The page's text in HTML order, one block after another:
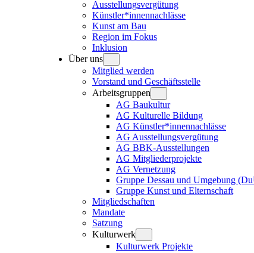
Ausstellungsvergütung
Künstler*innennachlässe
Kunst am Bau
Region im Fokus
Inklusion
Über uns
Mitglied werden
Vorstand und Geschäftsstelle
Arbeitsgruppen
AG Baukultur
AG Kulturelle Bildung
AG Künstler*innennachlässe
AG Ausstellungsvergütung
AG BBK-Ausstellungen
AG Mitgliederprojekte
AG Vernetzung
Gruppe Dessau und Umgebung
Gruppe Kunst und Elternschaft
Mitgliedschaften
Mandate
Satzung
Kulturwerk
Kulturwerk Projekte